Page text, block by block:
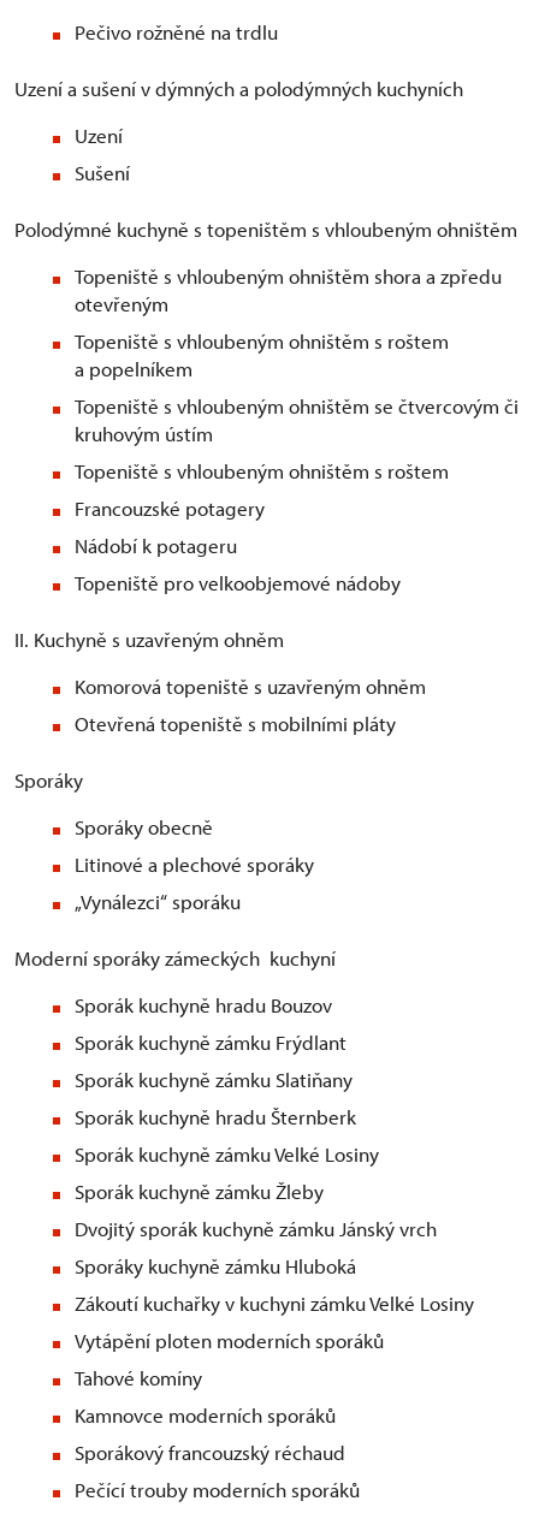
Pečivo rožněné na trdlu
Uzení a sušení v dýmných a polodýmných kuchyních
Uzení
Sušení
Polodýmné kuchyně s topeništěm s vhloubeným ohništěm
Topeniště s vhloubeným ohništěm shora a zpředu
otevřeným
Topeniště s vhloubeným ohništěm s roštem
a popelníkem
Topeniště s vhloubeným ohništěm se čtvercovým či
kruhovým ústím
Topeniště s vhloubeným ohništěm s roštem
Francouzské potagery
Nádobí k potageru
Topeniště pro velkoobjemové nádoby
II. Kuchyně s uzavřeným ohněm
Komorová topeniště s uzavřeným ohněm
Otevřená topeniště s mobilními pláty
Sporáky
Sporáky obecně
Litinové a plechové sporáky
„Vynálezci“ sporáku
Moderní sporáky zámeckých kuchyní
Sporák kuchyně hradu Bouzov
Sporák kuchyně zámku Frýdlant
Sporák kuchyně zámku Slatiňany
Sporák kuchyně hradu Šternberk
Sporák kuchyně zámku Velké Losiny
Sporák kuchyně zámku Žleby
Dvojitý sporák kuchyně zámku Jánský vrch
Sporáky kuchyně zámku Hluboká
Zákoutí kuchařky v kuchyni zámku Velké Losiny
Vytápění ploten moderních sporáků
Tahové komíny
Kamnovce moderních sporáků
Sporákový francouzský réchaud
Pečící trouby moderních sporáků